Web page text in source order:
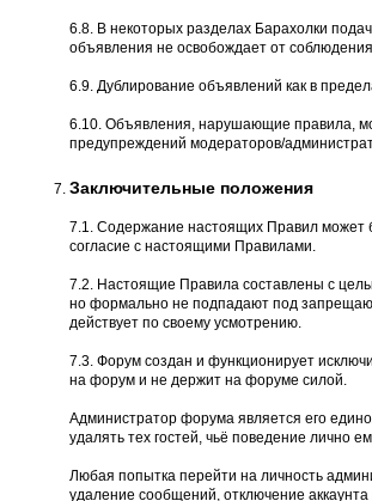
6.8. В некоторых разделах Барахолки
объявления не освобождает от
6.9. Дублирование объявлений как в
6.10. Объявления, нарушающие правила,
предупреждений модераторов/
Заключительные положения
7.1. Содержание настоящих Правил может
согласие с настоящими Правилами.
7.2. Настоящие Правила составлены с
но формально не подпадают под
действует по своему усмотрению.
7.3. Форум создан и функционирует
на форум и не держит на форуме силой.
Администратор форума является его
удалять тех гостей, чьё поведение лично
Любая попытка перейти на личность
удаление сообщений, отключение